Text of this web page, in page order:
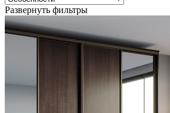
Развернуть фильтры